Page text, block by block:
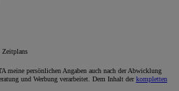
Zeitplans
meine persönlichen Angaben auch nach der Abwicklung
und Werbung verarbeitet. Dem Inhalt derkompletten